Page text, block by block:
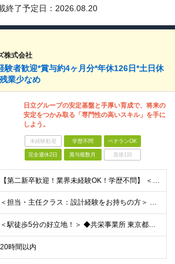
終了予定日： 2026.08.20
株式会社
験者歓迎*賞与約4ヶ月分*年休126日*土日休
業少なめ
日立グループの安定基盤と手厚い育成で、将来の
安定をつかみ取る「専門性の高いスキル」を手に
しよう。
未経験歓迎 学歴不問 ベテランOK
完全週休2日 賞与複数月 面接1回
【第二新卒歓迎！業界未経験OK！学歴不問】 ＜必須条件＞ ●Word、Excel等の基本的なPCスキル、普通自動車免許(AT限定可) ●何らかの設計・作図・積算経験をお持ちの方 ★「CADオペレータ
＜担当・主任クラス：設計経験をお持ちの方＞ 年収：340万円～600万円＋時間外手当＋諸手当 月給：21万円～38万円＋諸手当 ※経験・スキルにより優遇 ※残業代は別途支給します ※賞与：年2回（昨年
＜駅徒歩5分の好立地！＞ ◆共栄事業所 東京都練馬区豊玉北6-15-14 共栄ビル3階 ◆栃木事業所 栃木県宇都宮市下栗1丁目17番1号 ◆大阪事業所 大阪府大阪市中央区久太郎町1丁目4番8号
20時間以内